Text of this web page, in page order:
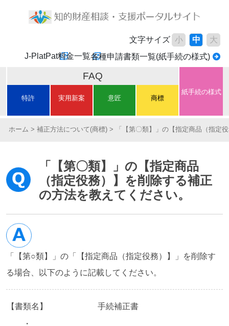
文字サイズ 小 中
大
J-PlatPat料金一覧各種申請書類一覧(紙手続の様式)
FAQ
特許 実用新案 意匠 商標
紙手続の様式
ホーム 補正方法について(商標) 「【第〇類】」の【指定商品（指定
「【第〇類】」の【指定商品
（指定役務）】を削除する補正
の方法を教えてください。
「【第○類】」の「【指定商品（指定役務）】」を削除す
る場合、以下のように記載してください。
【書類名】
手続補正書
・